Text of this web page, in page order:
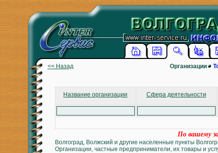
<< Назад Организации
Название организации Сфера деятельности
По вашему
Волгоград, Волжский и другие населенные пункты
Организации, частные предприниматели, их товары и